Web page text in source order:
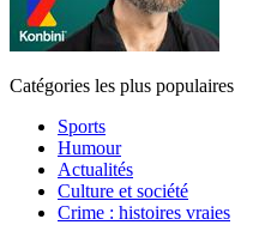
Catégories les plus populaires
Sports
Humour
Actualités
Culture et société
Crime : histoires vraies